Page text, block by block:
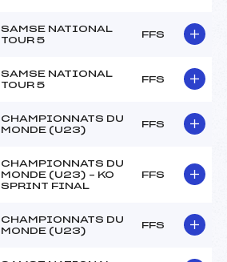
SAMSE NATIONAL
TOUR 5
FFS
SAMSE NATIONAL
TOUR 5
FFS
CHAMPIONNATS DU
MONDE (U23)
FFS
CHAMPIONNATS DU
MONDE (U23) – KO
SPRINT FINAL
FFS
CHAMPIONNATS DU
MONDE (U23)
FFS